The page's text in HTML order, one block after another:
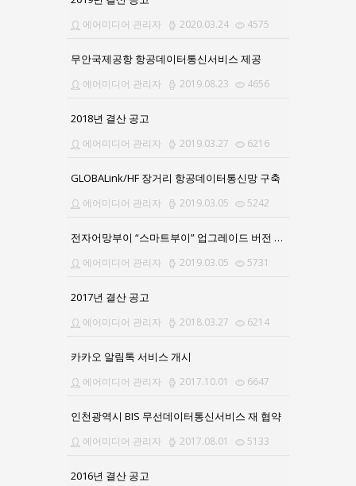
에어미디어 관리자 2020.03.24 4575
무안국제공항 항공데이터통신서비스 제공
에어미디어 관리자 2019.08.23 4656
2018년 결산 공고
에어미디어 관리자 2019.03.27 6216
GLOBALink/HF 장거리 항공데이터통신망 구축
에어미디어 관리자 2019.03.05 5242
전자어망부이 “스마트부이” 업그레이드 버전 출시
에어미디어 관리자 2019.03.05 5731
2017년 결산 공고
에어미디어 관리자 2018.03.27 6214
카카오 알림톡 서비스 개시
에어미디어 관리자 2017.10.01 6647
인천광역시 BIS 무선데이터통신서비스 재 협약
에어미디어 관리자 2017.08.01 5133
2016년 결산 공고